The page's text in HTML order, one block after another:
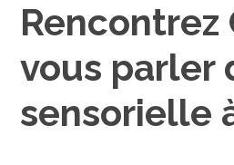
Rencontrez
vous parler
sensorielle